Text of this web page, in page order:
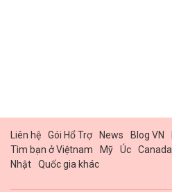
Liên hệ Gói Hổ Trợ News Blog VN
Tìm bạn ở Việtnam
Mỹ Úc Canada
Nhật
Quốc gia khác